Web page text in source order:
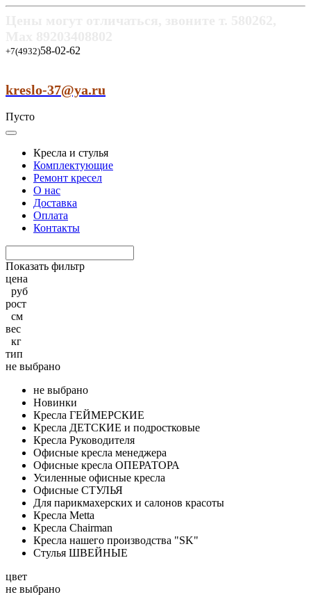
+7(4932)58-02-62
kreslo-37@ya.ru
Пусто
Кресла и стулья
Комплектующие
Ремонт кресел
О нас
Доставка
Оплата
Контакты
Показать фильтр
цена
руб
рост
см
вес
кг
тип
не выбрано
не выбрано
Новинки
Кресла ГЕЙМЕРСКИЕ
Кресла ДЕТСКИЕ и подростковые
Кресла Руководителя
Офисные кресла менеджера
Офисные кресла ОПЕРАТОРА
Усиленные офисные кресла
Офисные СТУЛЬЯ
Для парикмахерских и салонов красоты
Кресла Metta
Кресла Chairman
Кресла нашего производства "SK"
Стулья ШВЕЙНЫЕ
цвет
не выбрано